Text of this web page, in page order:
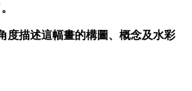
度描述這幅畫的構圖、概念及水彩